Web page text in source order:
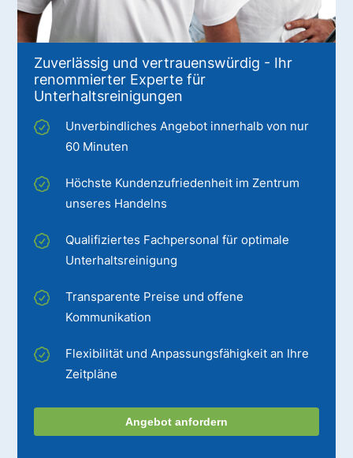
Zuverlässig und vertrauenswürdig - Ihr
renommierter Experte für
Unterhaltsreinigungen
Unverbindliches Angebot innerhalb von nur
60 Minuten
Höchste Kundenzufriedenheit im Zentrum
unseres Handelns
Qualifiziertes Fachpersonal für optimale
Unterhaltsreinigung
Transparente Preise und offene
Kommunikation
Flexibilität und Anpassungsfähigkeit an Ihre
Zeitpläne
Angebot anfordern